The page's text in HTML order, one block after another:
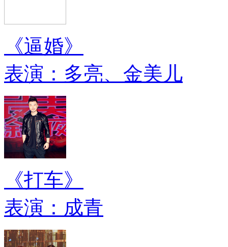
《逼婚》
表演：多亮、金美儿
《打车》
表演：成青